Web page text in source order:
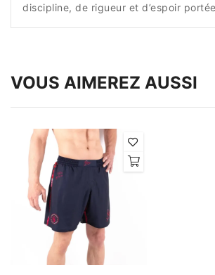
discipline, de rigueur et d’espoir
VOUS AIMEREZ AUSSI